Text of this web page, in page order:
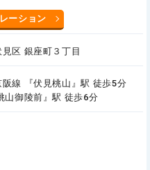
ーション
区 銀座町３丁目
線 『伏見桃山』駅 徒歩5分
山御陵前』駅 徒歩6分